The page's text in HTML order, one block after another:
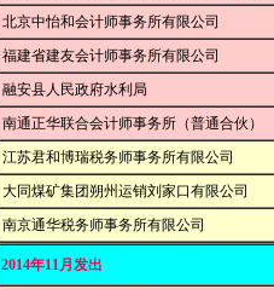
北京中怡和会计师事务所有限公司
福建省建友会计师事务所有限公司
融安县人民政府水利局
南通正华联合会计师事务所（普通合伙）
江苏君和博瑞税务师事务所有限公司
大同煤矿集团朔州运销刘家口有限公司
南京通华税务师事务所有限公司
2014年11月发出